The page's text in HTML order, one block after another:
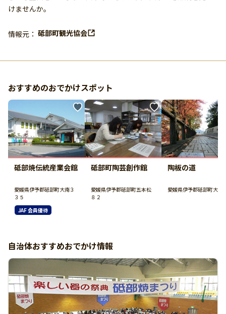
けませんか。
情報元： 砥部町観光協会
おすすめのおでかけスポット
砥部焼伝統産業会館
愛媛県伊予郡砥部町大南３
３５
JAF 会員優待
砥部町陶芸創作館
愛媛県伊予郡砥部町五本松
８２
陶板の道
愛媛県伊予郡砥部町大南
自治体おすすめおでかけ情報